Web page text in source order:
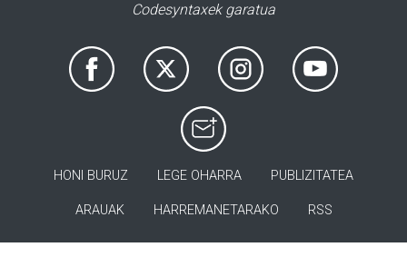
Codesyntaxek garatua
HONI BURUZ LEGE OHARRA PUBLIZITATEA
ARAUAK HARREMANETARAKO RSS